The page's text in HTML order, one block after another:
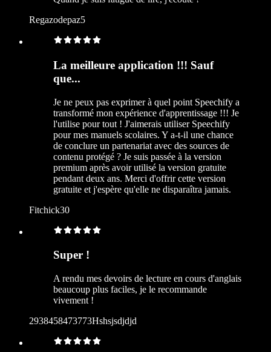
Regazodepaz5
La meilleure application !!! Sauf
que...
Je ne peux pas exprimer à quel point Speechify a
transformé mon expérience d'apprentissage !!! Je
l'utilise pour tout ! J'aimerais utiliser Speechify
pour mes manuels scolaires. Y a-t-il une chance
de conclure un partenariat avec des sources de
contenu protégé ? Je suis passée à la version
premium après avoir utilisé la version gratuite
pendant deux ans. Merci d'offrir cette version
gratuite et j'espère qu'elle ne disparaîtra jamais.
Fitchick30
Super !
A rendu mes devoirs de lecture en cours d'anglais
beaucoup plus faciles, je le recommande
vivement !
2938458473773Hshsjsdjdjd